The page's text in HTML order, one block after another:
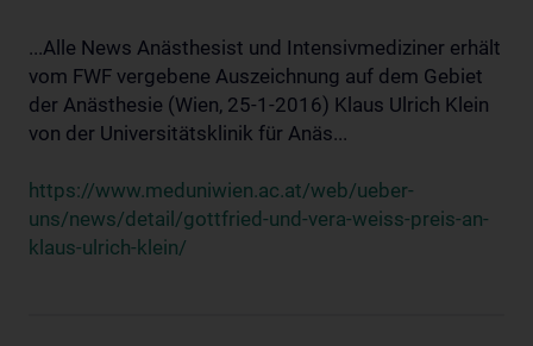
...Alle News Anästhesist und Intensivmediziner erhält
vom FWF vergebene Auszeichnung auf dem Gebiet
der Anästhesie (Wien, 25-1-2016) Klaus Ulrich Klein
von der Universitätsklinik für Anäs...
https://www.meduniwien.ac.at/web/ueber-
uns/news/detail/gottfried-und-vera-weiss-preis-an-
klaus-ulrich-klein/